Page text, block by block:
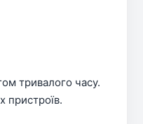
тривалого часу.
пристроїв.